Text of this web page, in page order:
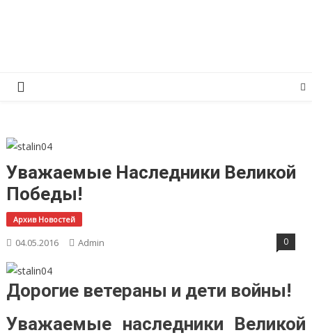
Уважаемые Наследники Великой
Победы!
Архив Новостей
04.05.2016 Admin 0
Дорогие ветераны и дети войны!
Уважаемые наследники Великой